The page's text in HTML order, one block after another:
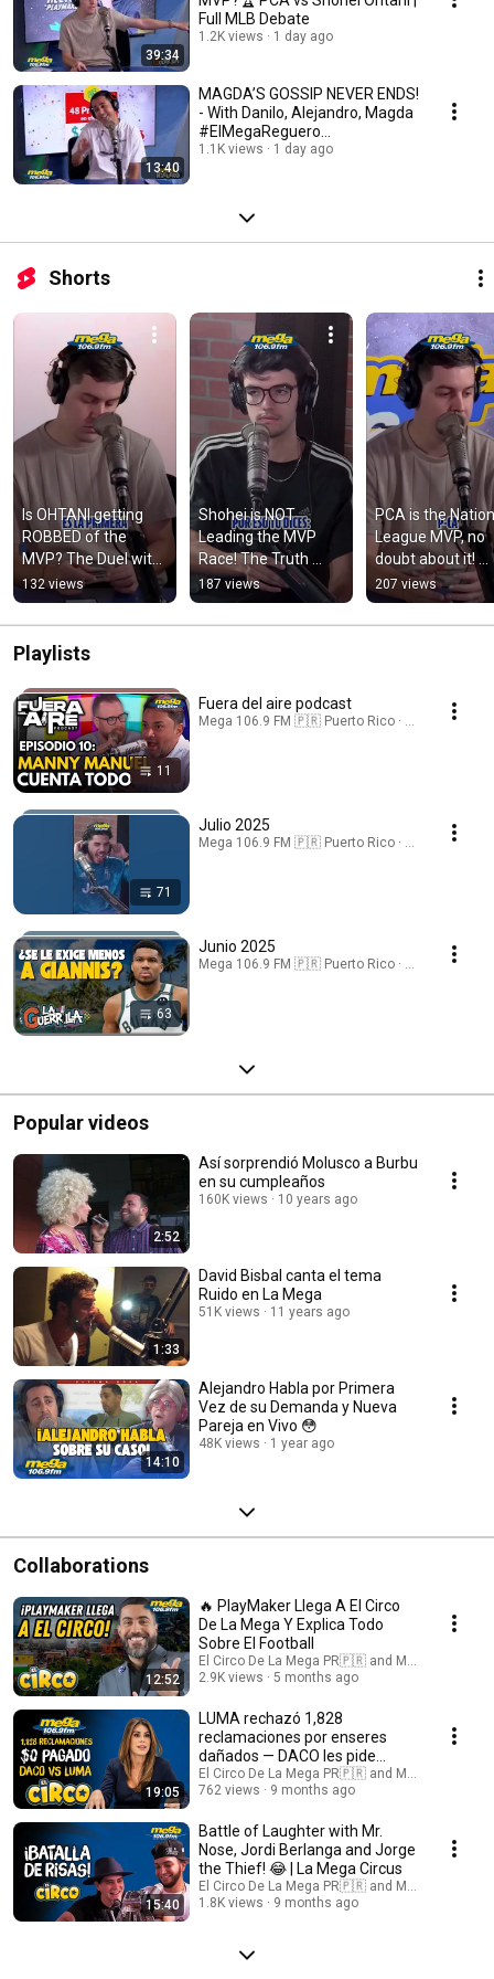
39:34
Full MLB Debate
1.2K views 1 day ago
13:40
MAGDA’S GOSSIP NEVER ENDS!
- With Danilo, Alejandro, Magda
#ElMegaReguero
#LaMega1069
1.1K views 1 day ago
Shorts
Is OHTANI getting
ROBBED of the
MVP? The Duel with
PCA #shorts
132 views
Shohei is NOT
Leading the MVP
Race! The Truth
Revealed #shorts
187 views
PCA is the
League MVP, no
doubt about it!
#shorts
207 views
Playlists
11
Fuera del aire podcast
Mega 106.9 FM 🇵🇷 Puerto Rico · Playlist
71
Julio 2025
Mega 106.9 FM 🇵🇷 Puerto Rico · Playlist
63
Junio 2025
Mega 106.9 FM 🇵🇷 Puerto Rico · Playlist
Popular videos
2:52
Así sorprendió Molusco a Burbu
en su cumpleaños
160K views 10 years ago
1:33
David Bisbal canta el tema
Ruido en La Mega
51K views 11 years ago
14:10
Alejandro Habla por Primera
Vez de su Demanda y Nueva
Pareja en Vivo 😳
48K views 1 year ago
Collaborations
12:52
🔥 PlayMaker Llega A El Circo
De La Mega Y Explica Todo
Sobre El Football
El Circo De La Mega PR🇵🇷 and Mega 106.9
2.9K views
5 months ago
19:05
LUMA rechazó 1,828
reclamaciones por enseres
dañados — DACO les pide
cancelar contrato
El Circo De La Mega PR🇵🇷 and Mega 106.9
762 views
9 months ago
15:40
Battle of Laughter with Mr.
Nose, Jordi Berlanga and Jorge
the Thief! 😂 | La Mega Circus
El Circo De La Mega PR🇵🇷 and Mega 106.9
1.8K views
9 months ago